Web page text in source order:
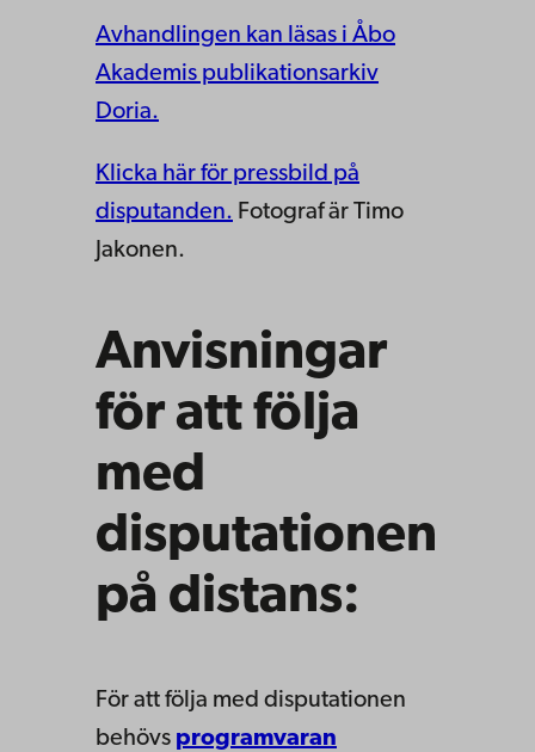
Avhandlingen kan läsas i Åbo
Akademis publikationsarkiv
Doria.
Klicka här för pressbild på
disputanden. Fotograf är Timo
Jakonen.
Anvisningar
för att följa
med
disputationen
på distans:
För att följa med disputationen
behövs programvaran